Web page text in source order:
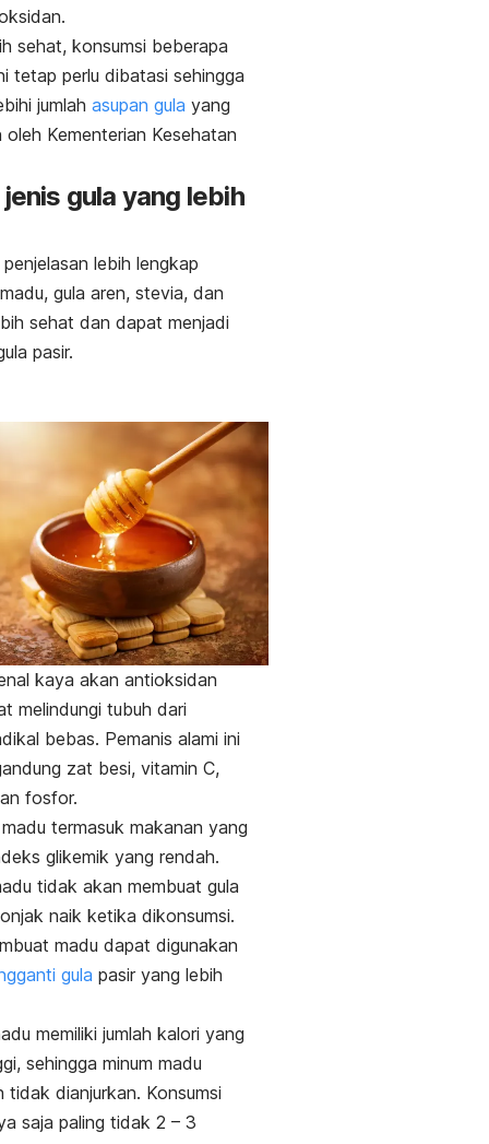
sehat, konsumsi beberapa
tetap perlu dibatasi sehingga
jumlah asupan gula yang
oleh Kementerian Kesehatan
gula yang lebih
lebih lengkap
gula aren, stevia, dan
sehat dan dapat menjadi
pasir.
kaya akan antioksidan
melindungi tubuh dari
bebas. Pemanis alami ini
zat besi, vitamin C,
fosfor.
termasuk makanan yang
glikemik yang rendah.
tidak akan membuat gula
naik ketika dikonsumsi.
madu dapat digunakan
gula pasir yang lebih
memiliki jumlah kalori yang
sehingga minum madu
tidak dianjurkan. Konsumsi
saja paling tidak 2 – 3